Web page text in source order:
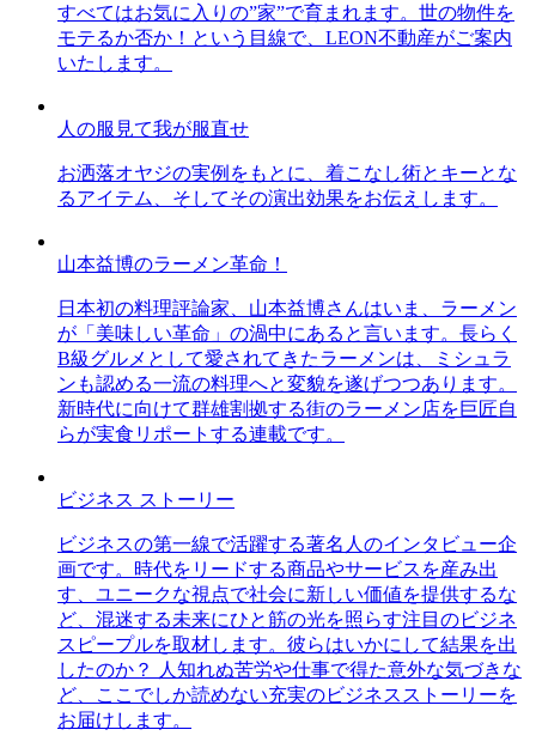
すべてはお気に入りの”家”で育まれます。世の物件を
モテるか否か！という目線で、LEON不動産がご案内
いたします。
人の服見て我が服直せ
お洒落オヤジの実例をもとに、着こなし術とキーとな
るアイテム、そしてその演出効果をお伝えします。
山本益博のラーメン革命！
日本初の料理評論家、山本益博さんはいま、ラーメン
が「美味しい革命」の渦中にあると言います。長らく
B級グルメとして愛されてきたラーメンは、ミシュラ
ンも認める一流の料理へと変貌を遂げつつあります。
新時代に向けて群雄割拠する街のラーメン店を巨匠自
らが実食リポートする連載です。
ビジネス ストーリー
ビジネスの第一線で活躍する著名人のインタビュー企
画です。時代をリードする商品やサービスを産み出
す、ユニークな視点で社会に新しい価値を提供するな
ど、混迷する未来にひと筋の光を照らす注目のビジネ
スピープルを取材します。彼らはいかにして結果を出
したのか？ 人知れぬ苦労や仕事で得た意外な気づきな
ど、ここでしか読めない充実のビジネスストーリーを
お届けします。